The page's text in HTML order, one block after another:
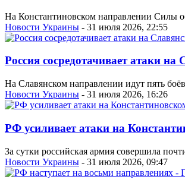
На Константиновском направлении Силы
Новости Украины - 31 июля 2026, 22:55
Россия сосредотачивает атаки
На Славянском направлении идут пять
Новости Украины - 31 июля 2026, 16:26
РФ усиливает атаки на
За сутки российская армия совершила
Новости Украины - 31 июля 2026, 09:47